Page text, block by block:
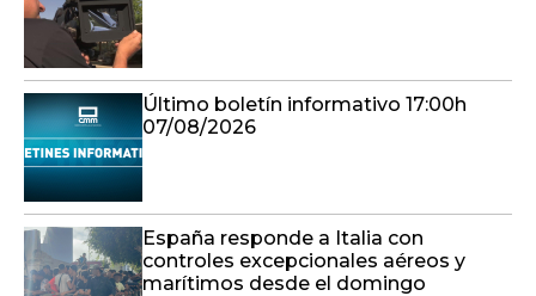
Último boletín informativo 17:00h
07/08/2026
España responde a Italia con
controles excepcionales aéreos y
marítimos desde el domingo